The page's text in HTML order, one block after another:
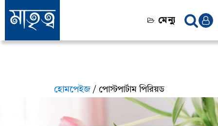
মেন্যু
হোমপেইজ/ পোস্টপার্টাম পিরিয়ড